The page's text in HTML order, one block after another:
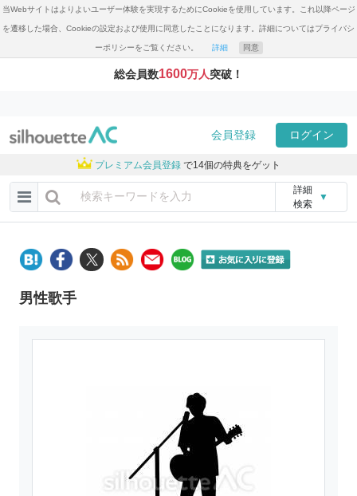
当Webサイトはよりよいユーザー体験を実現するためにCookieを使用しています。これ以降ページ
を遷移した場合、Cookieの設定および使用に同意したことになります。詳細についてはプライバシ
ーポリシーをご覧ください。 詳細 同意
総会員数1600万人突破！
会員登録 ログイン
プレミアム会員登録 で14個の特典をゲット
詳細
検索
▼
男性歌手